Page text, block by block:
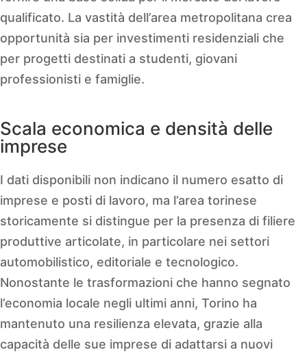
qualificato. La vastità dell’area metropolitana crea
opportunità sia per investimenti residenziali che
per progetti destinati a studenti, giovani
professionisti e famiglie.
Scala economica e densità delle
imprese
I dati disponibili non indicano il numero esatto di
imprese e posti di lavoro, ma l’area torinese
storicamente si distingue per la presenza di filiere
produttive articolate, in particolare nei settori
automobilistico, editoriale e tecnologico.
Nonostante le trasformazioni che hanno segnato
l’economia locale negli ultimi anni, Torino ha
mantenuto una resilienza elevata, grazie alla
capacità delle sue imprese di adattarsi a nuovi